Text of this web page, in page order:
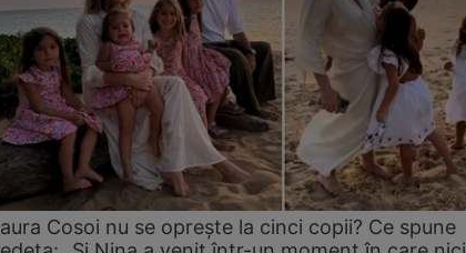
Cosoi nu se oprește la cinci copii? Ce spune